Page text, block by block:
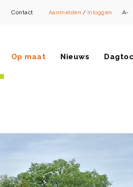
Contact Aanmelden / Inloggen A-
Op maat Nieuws